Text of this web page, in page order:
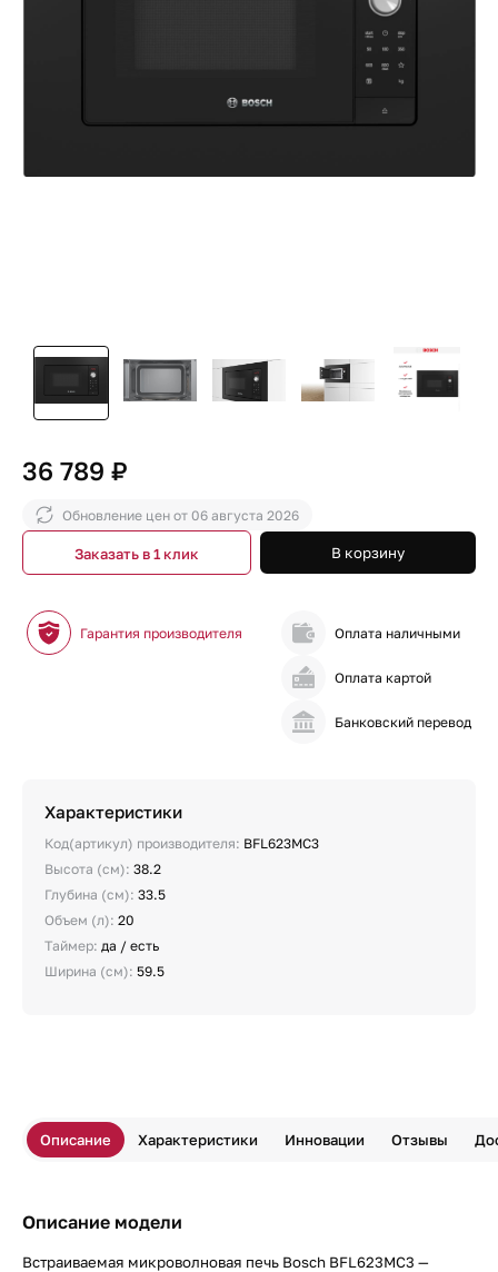
36 789 ₽
Обновление цен от 06 августа 2026
В корзину
Заказать в 1 клик
Гарантия производителя Оплата наличными
Оплата картой
Банковский перевод
Характеристики
Код(артикул) производителя: BFL623MC3
Высота (см): 38.2
Глубина (см): 33.5
Объем (л): 20
Таймер: да / есть
Ширина (cм): 59.5
Описание Характеристики Инновации Отзывы
Описание модели
Встраиваемая микроволновая печь Bosch BFL623MC3 —